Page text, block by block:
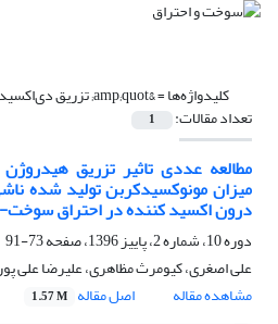
کلیدواژه‌ها =&amp;quot; تزریق دی‌اکسیدکربن&amp;quot;
تعداد مقالات: 1
مطالعه عددی تاثیر تزریق
میزان مونوکسیدکربن تولید شده
درون اکسید کننده در احتراق
دوره 10، شماره 2، پاییز 1396، صفحه
73-91
علی اصغری، کیومرث مظاهری، علیرضا علی
مشاهده مقاله
اصل مقاله 1.57 M